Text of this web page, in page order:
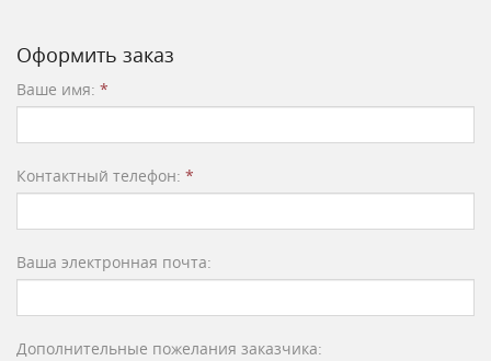
Оформить заказ
Ваше имя: *
Контактный телефон: *
Ваша электронная почта:
Дополнительные пожелания заказчика: